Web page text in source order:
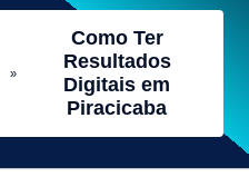
»
Como Ter
Resultados
Digitais em
Piracicaba